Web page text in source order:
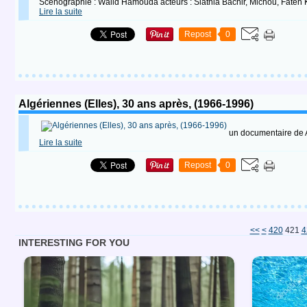
Scénographie : Walid Hamouda acteurs : Slatnia Bachir, Michou, Faten
Lire la suite
Repost 0
Algériennes (Elles), 30 ans après, (1966-1996)
un documentaire de
Lire la suite
Repost 0
<< < 400
410
420 421